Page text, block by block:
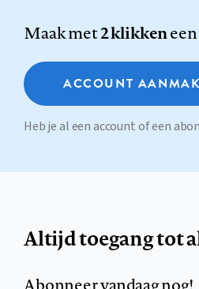
Maak met2 klikken
ACCOUNT
Heb je al een account of een
Altijd toegang tot